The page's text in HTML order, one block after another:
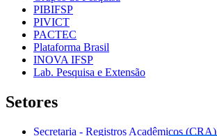
PIBIFSP
PIVICT
PACTEC
Plataforma Brasil
INOVA IFSP
Lab. Pesquisa e Extensão
Setores
Secretaria - Registros Acadêmicos (CRA)